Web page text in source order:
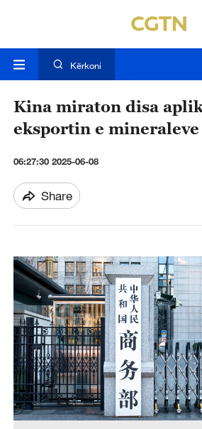
Kërkoni
Kina miraton disa
eksportin e
06:27:30 2025-06-08
Share